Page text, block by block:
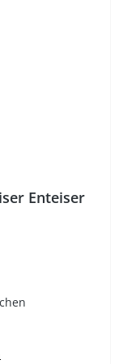
Enteiser